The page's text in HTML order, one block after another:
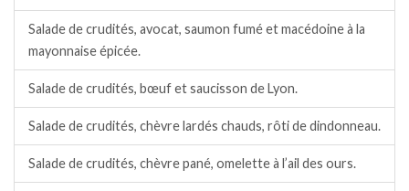
Salade de crudités, avocat, saumon fumé et macédoine à la
mayonnaise épicée.
Salade de crudités, bœuf et saucisson de Lyon.
Salade de crudités, chèvre lardés chauds, rôti de dindonneau.
Salade de crudités, chèvre pané, omelette à l’ail des ours.